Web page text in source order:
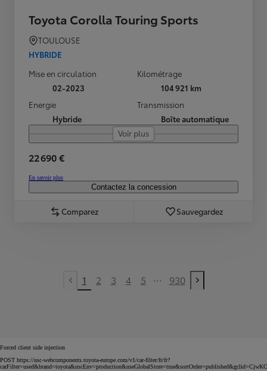
Toyota Corolla Touring Sports
TOULOUSE
HYBRIDE
Mise en circulation
02-2023
Kilométrage
104 921 km
Energie
Hybride
Transmission
Boîte automatique
Voir plus
22 690 €
En savoir plus
Contactez la concession
Comparez Sauvegardez
Previous page
1 2 3 4 5 ... 930
Next page
Forced client side injection
POST https://usc-webcomponents.toyota-europe.com/v1/car-filter/fr/fr?